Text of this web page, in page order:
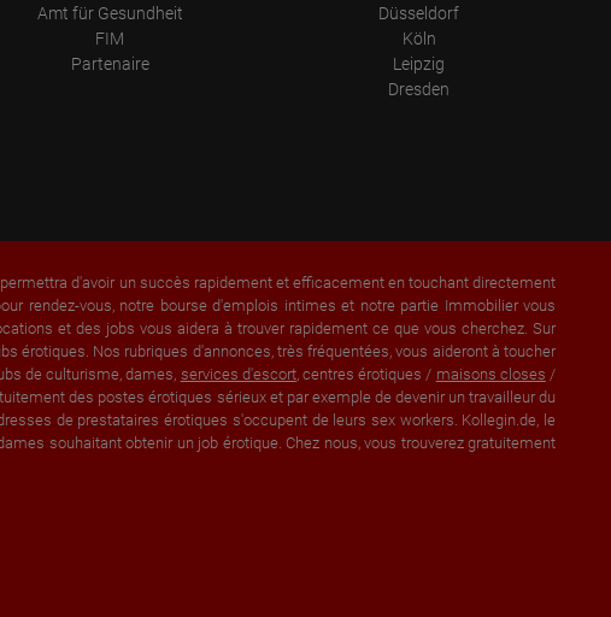
Amt für Gesundheit
FIM
Partenaire
Düsseldorf
Köln
Leipzig
Dresden
permettra d'avoir un succès rapidement et efficacement en touchant directement
rendez-vous, notre bourse d'emplois intimes et notre partie Immobilier vous
et des jobs vous aidera à trouver rapidement ce que vous cherchez. Sur
érotiques. Nos rubriques d'annonces, très fréquentées, vous aideront à toucher
de culturisme, dames, services d'escort, centres érotiques / maisons closes /
des postes érotiques sérieux et par exemple de devenir un travailleur du
de prestataires érotiques s'occupent de leurs sex workers. Kollegin.de, le
souhaitant obtenir un job érotique. Chez nous, vous trouverez gratuitement